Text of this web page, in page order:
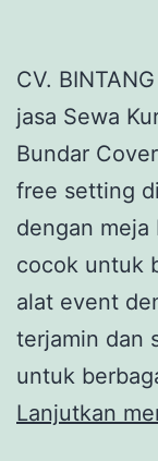
CV.
jasa Sewa
Bundar
free setting
dengan meja
cocok untuk
alat event
terjamin dan
untuk
Lanjutkan